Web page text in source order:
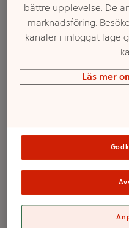
30m
bättre upplevelse. De
marknadsföring.
kanaler i inloggat läge
Läs mer